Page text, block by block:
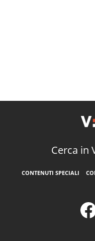
Cerca in
CONTENUTI SPECIALI